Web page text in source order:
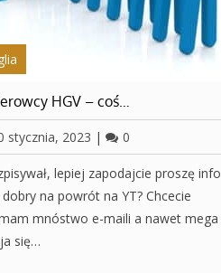
HGV – coś…
stycznia, 2023 | 0
lepiej zapodajcie proszę info
na powrót na YT? Chcecie
mnóstwo e-maili a nawet mega
się…